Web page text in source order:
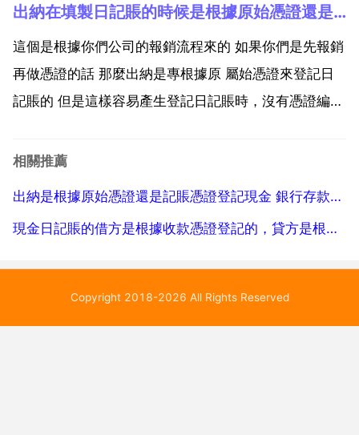
濟業務發生或完成時間的先後順序逐日逐筆根據原始憑
證登記的.會計不做記賬憑證，就用原始憑證。如會計做
記...
出納在填製日記賬的時候是根據原始憑證還是記賬憑證
這個是根據你們公司的報銷流程來的 如果你們是先報銷
再做憑證的話 那麼出納是專根據原 屬始憑證來登記日
記賬的 但是這樣容易產生登記日記賬時，沒有憑證編號
並且憑證的編號按著出納報銷的順序 或者是出納空著憑
相關推薦
出納是根據原始憑證還是記賬憑證登記現金 銀行存款日記賬的
現金日記賬的借方是根據收款憑證登記的，貸方是根據付款憑證登記的。這句話為什麼不對
Copyright 2018-2026 All Rights Reserved